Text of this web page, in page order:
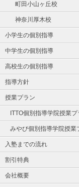
町田小山ヶ丘校
神奈川厚木校
小学生の個別指導
中学生の個別指導
高校生の個別指導
指導方針
授業プラン
ITTO個別指導学院授業プ
みやび個別指導学院授業
入塾までの流れ
割引特典
会社概要